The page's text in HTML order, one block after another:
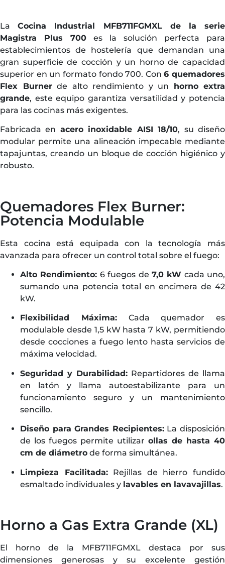
LaCocina Industrial MFB711FGMXL de la serie
Magistra Plus 700 es la solución perfecta para
establecimientos de hostelería que demandan una
gran superficie de cocción y un horno de capacidad
superior en un formato fondo 700. Con6 quemadores
Flex Burnerde alto rendimiento y un horno extra
grande, este equipo garantiza versatilidad y potencia
para las cocinas más exigentes.
Fabricada en acero inoxidable AISI 18/10, su diseño
modular permite una alineación impecable mediante
tapajuntas, creando un bloque de cocción higiénico y
robusto.
Quemadores Flex Burner:
Potencia Modulable
Esta cocina está equipada con la tecnología más
avanzada para ofrecer un control total sobre el fuego:
Alto Rendimiento: 6 fuegos de 7,0 kW cada uno,
sumando una potencia total en encimera de 42
kW.
Flexibilidad Máxima:Cada quemador es
modulable desde 1,5 kW hasta 7 kW, permitiendo
desde cocciones a fuego lento hasta servicios de
máxima velocidad.
Seguridad y Durabilidad: Repartidores de llama
en latón y llama autoestabilizante para un
funcionamiento seguro y un mantenimiento
sencillo.
Diseño para Grandes Recipientes:La disposición
de los fuegos permite utilizar ollas de hasta 40
cm de diámetro de forma simultánea.
Limpieza Facilitada:Rejillas de hierro fundido
esmaltado individuales y lavables en lavavajillas.
Horno a Gas Extra Grande (XL)
El horno de la MFB711FGMXL destaca por sus
dimensiones generosas y su excelente gestión